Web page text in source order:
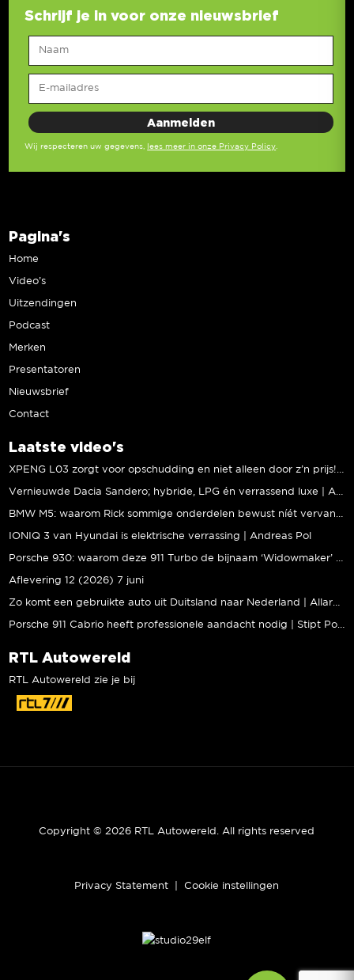
Schrijf je in voor onze nieuwsbrief
Wij respecteren uw gegevens, lees meer in onze Privacy Policy
Pagina's
Home
Video’s
Uitzendingen
Podcast
Merken
Presentatoren
Nieuwsbrief
Contact
Laatste video's
IONIQ 3 van Hyundai is elektrische verrassing | Andreas Pol
Aflevering 12 (2026) 7 juni
RTL Autowereld
RTL Autowereld zie je bij
Copyright © 2026 RTL Autowereld. All rights reserved
Privacy Statement Cookie instellingen